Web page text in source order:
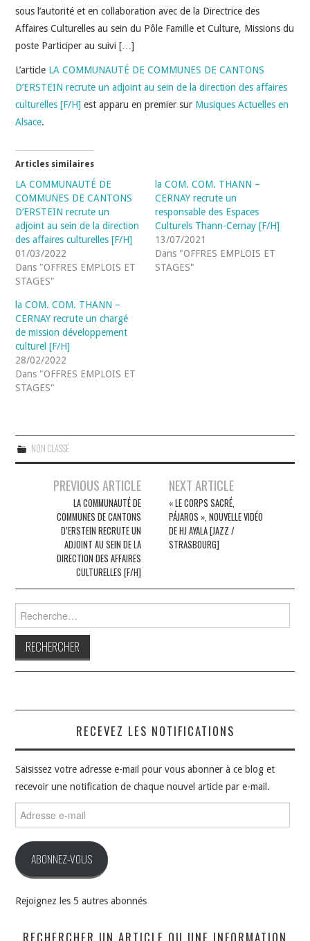
sous l’autorité et en collaboration avec de la Directrice des
Affaires Culturelles au sein du Pôle Famille et Culture, Missions du
poste Participer au suivi […]
L’article LA COMMUNAUTÉ DE COMMUNES DE CANTONS
D’ERSTEIN recrute un adjoint au sein de la direction des affaires
culturelles [F/H] est apparu en premier sur Musiques Actuelles en
Alsace.
Articles similaires
LA COMMUNAUTÉ DE
COMMUNES DE CANTONS
D’ERSTEIN recrute un
adjoint au sein de la direction
des affaires culturelles [F/H]
01/03/2022
Dans "OFFRES EMPLOIS ET
STAGES"
la COM. COM. THANN –
CERNAY recrute un
responsable des Espaces
Culturels Thann-Cernay [F/H]
13/07/2021
Dans "OFFRES EMPLOIS ET
STAGES"
la COM. COM. THANN –
CERNAY recrute un chargé
de mission développement
culturel [F/H]
28/02/2022
Dans "OFFRES EMPLOIS ET
STAGES"
NON CLASSÉ
NavigationPREVIOUS ARTICLE
LA COMMUNAUTÉ DE
COMMUNES DE CANTONS
D’ERSTEIN RECRUTE UN
ADJOINT AU SEIN DE LA
DIRECTION DES AFFAIRES
CULTURELLES [F/H]
NEXT ARTICLE
« LE CORPS SACRÉ,
PÁJAROS », NOUVELLE VIDÉO
DE HJ AYALA [JAZZ /
STRASBOURG]
RECEVEZ LES NOTIFICATIONS
Saisissez votre adresse e-mail pour vous abonner à ce blog et
recevoir une notification de chaque nouvel article par e-mail.
e-
ABONNEZ-VOUS
Rejoignez les 5 autres abonnés
RECHERCHER UN ARTICLE OU UNE INFORMATION